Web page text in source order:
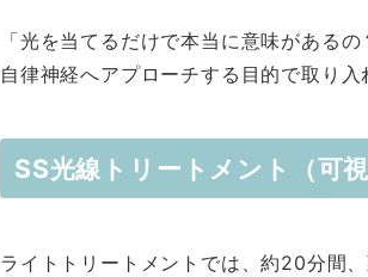
「光を当てるだけで本当に意味がある
自律神経へアプローチする目的で取り入
SS光線トリートメント（可
ライトトリートメントでは、約20分間